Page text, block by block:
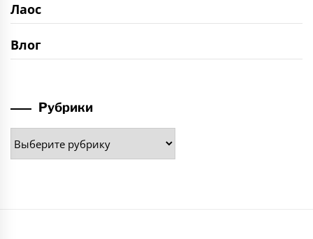
Лаос
Влог
Рубрики
Рубрики